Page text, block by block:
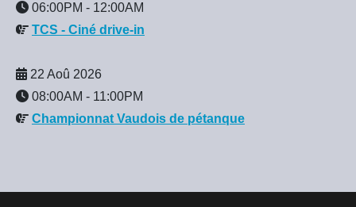
06:00PM - 12:00AM
TCS - Ciné drive-in
22 Aoû 2026
08:00AM - 11:00PM
Championnat Vaudois de pétanque